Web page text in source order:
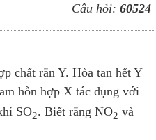
Câu hỏi: 60524
chất rắn Y. Hòa tan hết Y
hỗn hợp X tác dụng với
SO2. Biết rằng NO2 và